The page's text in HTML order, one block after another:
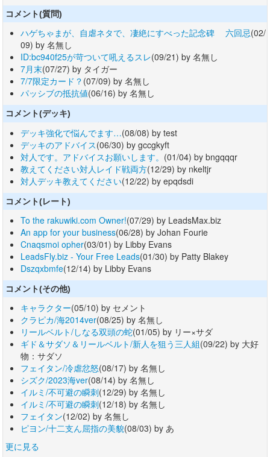
コメント(質問)
ハゲちゃまが、自虐ネタで、凄絶にすべった記念碑 六回忌(02/
09) by 名無し
ID:bc940f25が苛ついて吼えるスレ(09/21) by 名無し
7月末(07/27) by タイガー
7/7限定カード？ (07/09) by 名無し
パッシブの抵抗値(06/16) by 名無し
コメント(デッキ)
デッキ強化で悩んでます…(08/08) by test
デッキのアドバイス(06/30) by gccgkyft
対人です。アドバイスお願いします。 (01/04) by bngqqqr
教えてください対人レイド戦両方(12/29) by nkeltjr
対人デッキ教えてください(12/22) by epqdsdi
コメント(レート)
To the rakuwiki.com Owner!(07/29) by LeadsMax.biz
An app for your business(06/28) by Johan Fourie
Cnaqsmoi opher(03/01) by Libby Evans
LeadsFly.biz - Your Free Leads(01/30) by Patty Blakey
Dszqxbmfe(12/14) by Libby Evans
コメント(その他)
キャラクター(05/10) by セメント
クラピカ/海2014ver(08/25) by 名無し
リールベルト/しなる双頭の蛇(01/05) by リー×サダ
ギド＆サダソ＆リールベルト/新人を狙う三人組(09/22) by 大好
物：サダソ
フェイタン/冷虐忿怒(08/17) by 名無し
シズク/2023海ver(08/14) by 名無し
イルミ/不可避の瞬刺(12/29) by 名無し
イルミ/不可避の瞬刺(12/18) by 名無し
フェイタン(12/02) by 名無し
ピヨン/十二支ん屈指の美貌(08/03) by あ
更に見る